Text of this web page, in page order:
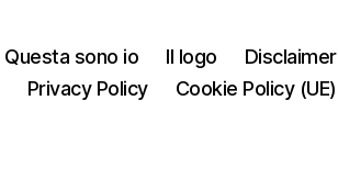
Questa sono io Il logo
Disclaimer
Privacy Policy Cookie Policy (UE)